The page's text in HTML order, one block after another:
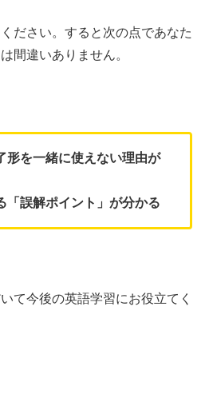
ださい。すると次の点であなた
間違いありません。
形を一緒に使えない理由が
誤解ポイント」が分かる
て今後の英語学習にお役立てく